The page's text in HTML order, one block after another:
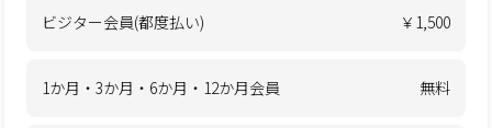
ビジター会員(都度払い) ￥1,500
1か月・3か月・6か月・12か月会員 無料